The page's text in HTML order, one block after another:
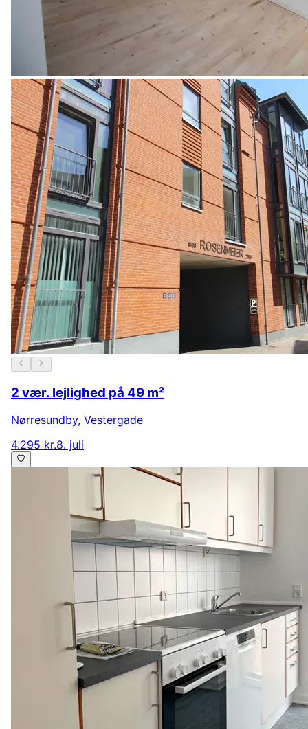
2 vær. lejlighed på 49 m²
Nørresundby, Vestergade
4.295 kr.8. juli